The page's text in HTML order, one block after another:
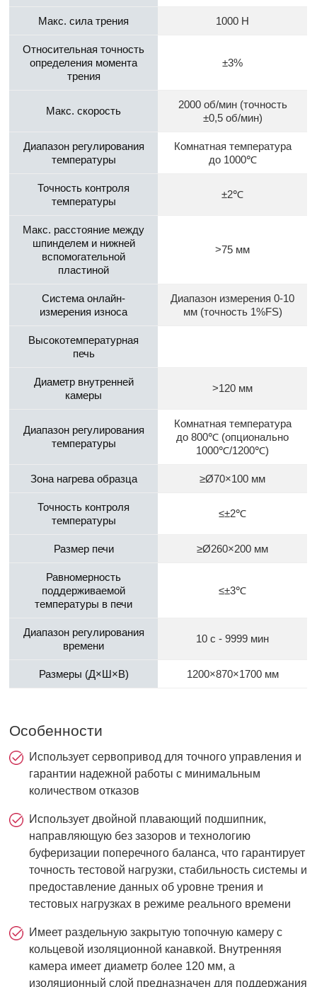
Макс. сила трения 1000 Н
Относительная точность
определения момента
трения
±3%
Макс. скорость
2000 об/мин (точность
±0,5 об/мин)
Диапазон регулирования
температуры
Комнатная температура
до 1000℃
Точность контроля
температуры
±2℃
Макс. расстояние между
шпинделем и нижней
вспомогательной
пластиной
>75 мм
Система онлайн-
измерения износа
Диапазон измерения 0-10
мм (точность 1%FS)
Высокотемпературная
печь
Диаметр внутренней
камеры
>120 мм
Диапазон регулирования
температуры
Комнатная температура
до 800℃ (опционально
1000℃/1200℃)
Зона нагрева образца ≥Ø70×100 мм
Точность контроля
температуры
≤±2℃
Размер печи ≥Ø260×200 мм
Равномерность
поддерживаемой
температуры в печи
≤±3℃
Диапазон регулирования
времени
10 с - 9999 мин
Размеры (Д×Ш×В) 1200×870×1700 мм
Особенности
Использует сервопривод для точного управления и
гарантии надежной работы с минимальным
количеством отказов
Использует двойной плавающий подшипник,
направляющую без зазоров и технологию
буферизации поперечного баланса, что гарантирует
точность тестовой нагрузки, стабильность системы и
предоставление данных об уровне трения и
тестовых нагрузках в режиме реального времени
Имеет раздельную закрытую топочную камеру с
кольцевой изоляционной канавкой. Внутренняя
камера имеет диаметр более 120 мм, а
изоляционный слой предназначен для поддержания